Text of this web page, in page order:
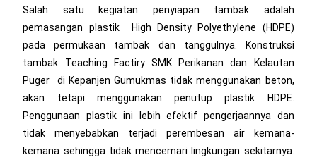
Salah satu kegiatan penyiapan tambak adalah
pemasangan plastik High Density Polyethylene (HDPE)
pada permukaan tambak dan tanggulnya. Konstruksi
tambak Teaching Factiry SMK Perikanan dan Kelautan
Puger di Kepanjen Gumukmas tidak menggunakan beton,
akan tetapi menggunakan penutup plastik HDPE.
Penggunaan plastik ini lebih efektif pengerjaannya dan
tidak menyebabkan terjadi perembesan air kemana-
kemana sehingga tidak mencemari lingkungan sekitarnya.